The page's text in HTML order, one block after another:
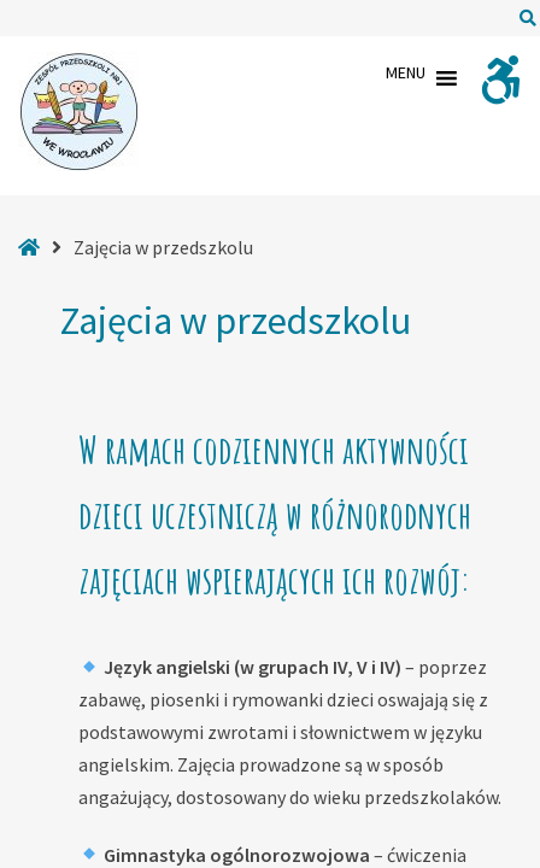
przedszkolu
MENU
StronaZajęcia w przedszkolu
Zajęcia w przedszkolu
W ramach codziennych aktywności
dzieci uczestniczą w różnorodnych
zajęciach wspierających ich rozwój:
Język angielski (w grupach IV, V i IV) – poprzez
zabawę, piosenki i rymowanki dzieci oswajają się z
podstawowymi zwrotami i słownictwem w języku
angielskim. Zajęcia prowadzone są w sposób
angażujący, dostosowany do wieku przedszkolaków.
Gimnastyka ogólnorozwojowa – ćwiczenia